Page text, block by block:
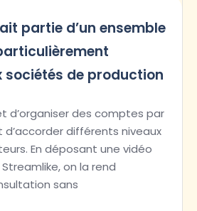
partie d’un ensemble
sociétés de production
d’organiser des comptes par
différents niveaux
En déposant une vidéo
on la rend
sans